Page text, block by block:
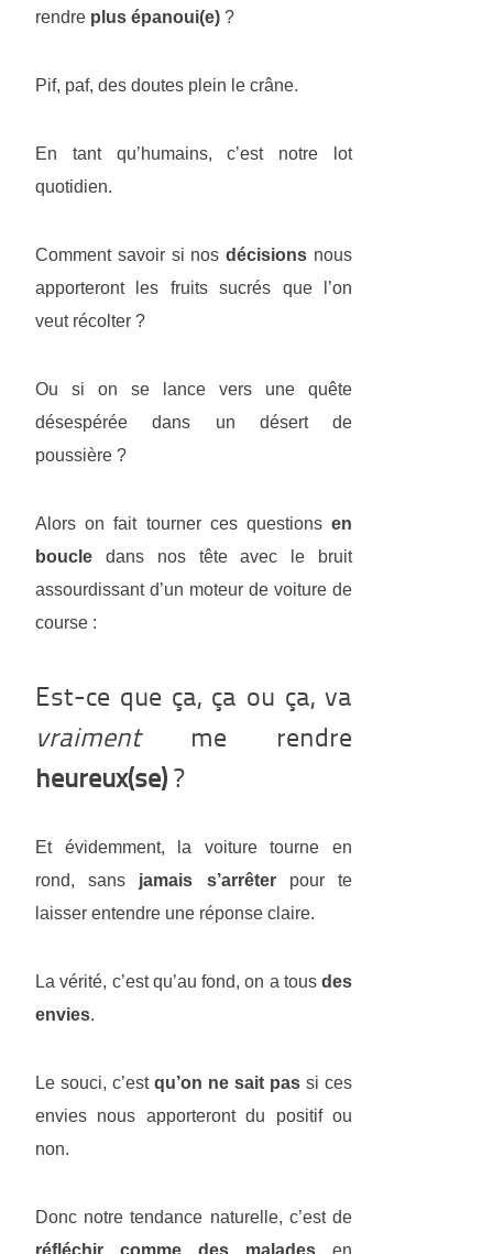
rendre plus épanoui(e) ?
Pif, paf, des doutes plein le crâne.
En tant qu’humains, c’est notre lot
quotidien.
Comment savoir si nosdécisions nous
apporteront les fruits sucrés que l’on
veut récolter ?
Ou si on se lance vers une quête
désespérée dans un désert de
poussière ?
Alors on fait tourner ces questions en
boucle dans nos tête avec le bruit
assourdissant d’un moteur de voiture de
course :
Est-ce que ça, ça ou ça, va
vraimentme rendre
heureux(se)?
Et évidemment, la voiture tourne en
rond, sans jamais s’arrêterpour te
laisser entendre une réponse claire.
La vérité, c’est qu’au fond, on a tous des
envies.
Le souci, c’est qu’on ne sait pas si ces
envies nous apporteront du positif ou
non.
Donc notre tendance naturelle, c’est de